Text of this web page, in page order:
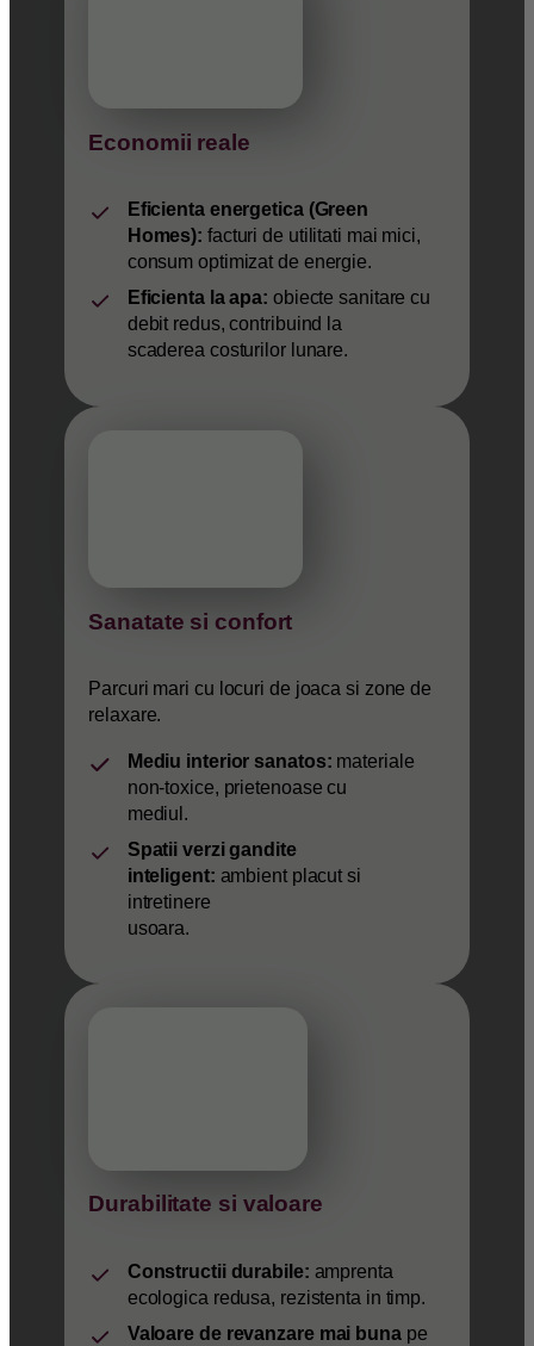
Economii reale
Eficienta energetica (Green
Homes): facturi de utilitati mai mici,
consum optimizat de energie.
Eficienta la apa: obiecte sanitare cu
debit redus, contribuind la
scaderea costurilor lunare.
Sanatate si confort
Parcuri mari cu locuri de joaca si zone de
relaxare.
Mediu interior sanatos: materiale
non-toxice, prietenoase cu
mediul.
Spatii verzi gandite
inteligent: ambient placut si
intretinere
usoara.
Durabilitate si valoare
Constructii durabile: amprenta
ecologica redusa, rezistenta in timp.
Valoare de revanzare mai bunape